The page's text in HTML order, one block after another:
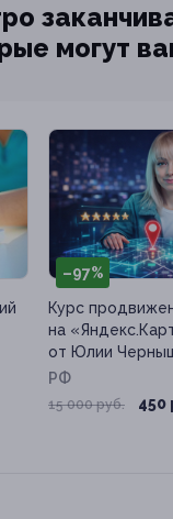
могут
–97%
Курс
на
от Юлии
РФ
15 000 руб. 450